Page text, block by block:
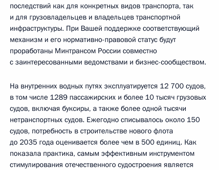
последствий как для конкретных видов транспорта, так
и для грузовладельцев и владельцев транспортной
инфраструктуры. При Вашей поддержке соответствующий
механизм и его нормативно-правовой статус будут
проработаны Минтрансом России совместно
с заинтересованными ведомствами и бизнес-сообществом.
На внутренних водных путях эксплуатируется 12 700 судов,
в том числе 1289 пассажирских и более 10 тысяч грузовых
судов, включая буксиры, а также более одной тысячи
нетранспортных судов. Ежегодно списывалось около 150
судов, потребность в строительстве нового флота
до 2035 года оценивается более чем в 500 единиц. Как
показала практика, самым эффективным инструментом
стимулирования отечественного судостроения является